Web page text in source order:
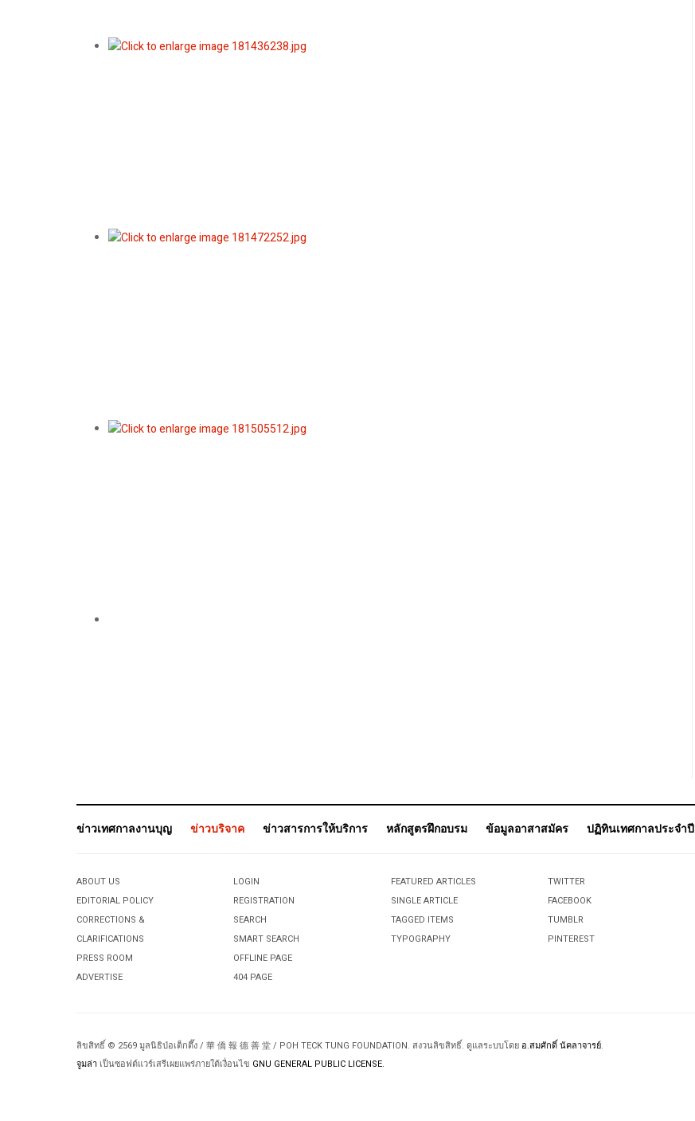
ข่าวเทศกาลงานบุญ ข่าวบริจาค ข่าวสารการให้บริการ หลักสูตรฝึกอบรม ข้อมูลอาสาสมัคร ปฏิทินเทศกาลประจำปี
ABOUT US
EDITORIAL POLICY
CORRECTIONS &
CLARIFICATIONS
PRESS ROOM
ADVERTISE
LOGIN
REGISTRATION
SEARCH
SMART SEARCH
OFFLINE PAGE
404 PAGE
FEATURED ARTICLES
SINGLE ARTICLE
TAGGED ITEMS
TYPOGRAPHY
TWITTER
FACEBOOK
TUMBLR
PINTEREST
ลิขสิทธิ์ © 2569 มูลนิธิป่อเต็กตึ๊ง / 華 僑 報 德 善 堂 / POH TECK TUNG FOUNDATION. สงวนลิขสิทธิ์. ดูแลระบบโดย อ.สมศักดิ์ นัคลาจารย์.
จูมล่า เป็นซอฟต์แวร์เสรีเผยแพร่ภายใต้เงื่อนไข GNU GENERAL PUBLIC LICENSE.